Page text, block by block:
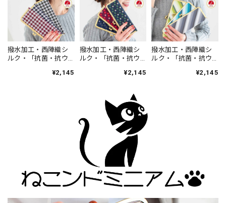
撥水加工・西陣織シ
ルク・「抗菌・抗ウ
口マスクケース・伝
¥2,145
撥水加工・西陣織シ
ルク・「抗菌・抗ウ
口マスクケース・伝
量・小花吹雪・花
柄・レディース・日
¥2,145
撥水加工・西陣織シ
ルク・「抗菌・抗ウ
口マスクケース・伝
¥2,145